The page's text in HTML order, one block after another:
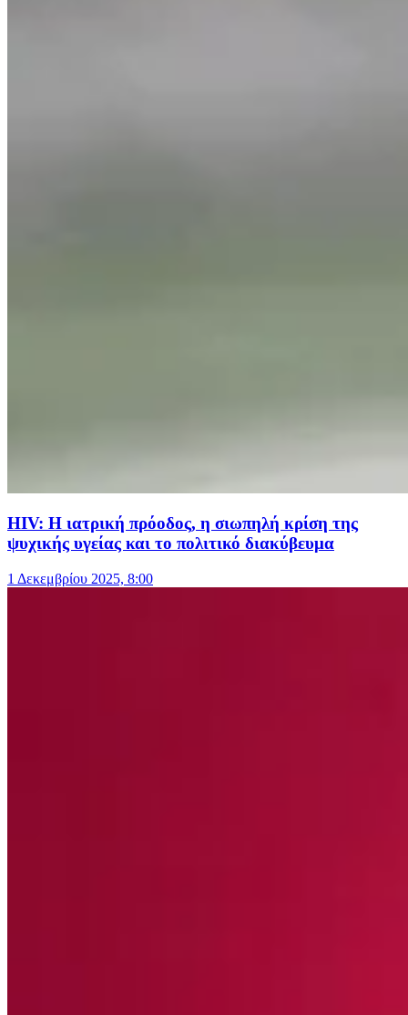
HIV: Η ιατρική πρόοδος, η σιωπηλή κρίση της
ψυχικής υγείας και το πολιτικό διακύβευμα
1 Δεκεμβρίου 2025, 8:00